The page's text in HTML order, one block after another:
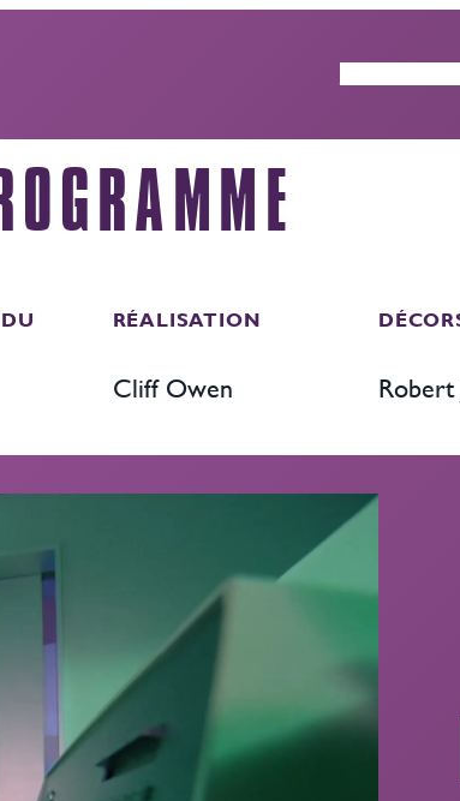
RÉALISATION
Cliff Owen Robert